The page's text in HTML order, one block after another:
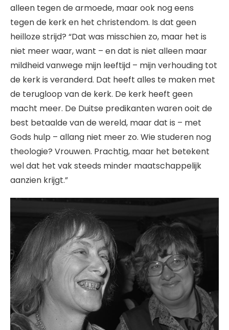
alleen tegen de armoede, maar ook nog eens
tegen de kerk en het christendom. Is dat geen
heilloze strijd? “Dat was misschien zo, maar het is
niet meer waar, want – en dat is niet alleen maar
mildheid vanwege mijn leeftijd – mijn verhouding tot
de kerk is veranderd. Dat heeft alles te maken met
de terugloop van de kerk. De kerk heeft geen
macht meer. De Duitse predikanten waren ooit de
best betaalde van de wereld, maar dat is – met
Gods hulp – allang niet meer zo. Wie studeren nog
theologie? Vrouwen. Prachtig, maar het betekent
wel dat het vak steeds minder maatschappelijk
aanzien krijgt.”